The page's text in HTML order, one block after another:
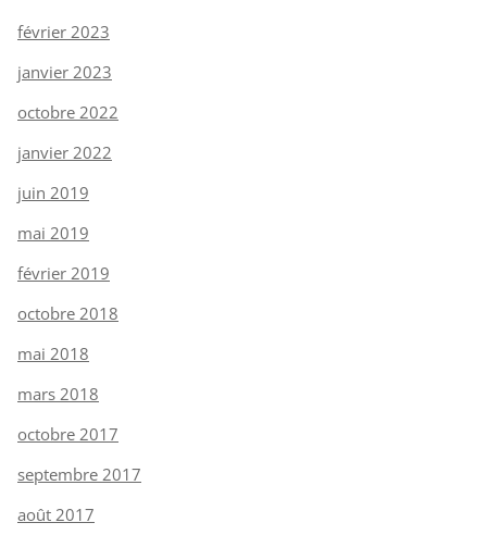
février 2023
janvier 2023
octobre 2022
janvier 2022
juin 2019
mai 2019
février 2019
octobre 2018
mai 2018
mars 2018
octobre 2017
septembre 2017
août 2017